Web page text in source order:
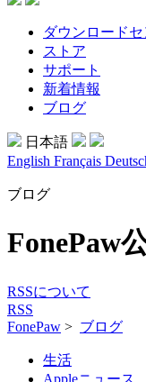
ダウンロード
ストア
サポート
新着情報
ブログ
日本語
English Français
ブログ
FonePaw
RSSについて
RSS
FonePaw > ブログ
生活
Appleニュース